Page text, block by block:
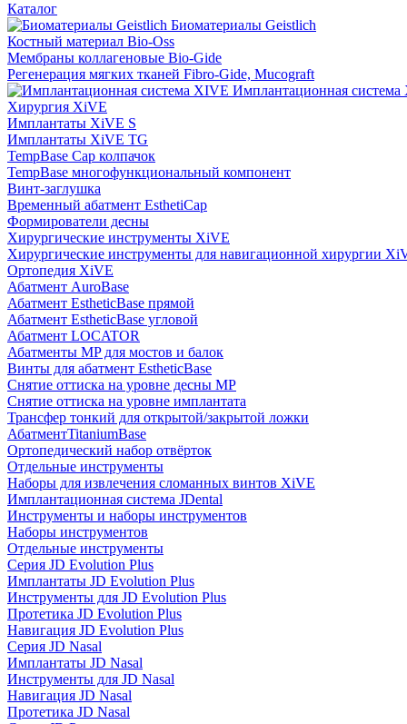
Каталог
Биоматериалы Geistlich
Костный материал Bio-Oss
Мембраны коллагеновые Bio-Gide
Регенерация мягких тканей Fibro-Gide, Mucograft
Имплантационная
Хирургия XiVE
Имплантаты XiVE S
Имплантаты XiVE TG
TempBase Cap колпачок
TempBase многофункциональный компонент
Винт-заглушка
Временный абатмент EsthetiCap
Формирователи десны
Хирургические инструменты XiVE
Хирургические инструменты для навигационной хирургии
Ортопедия XiVE
Абатмент AuroBase
Абатмент EstheticBase прямой
Абатмент EstheticBase угловой
Абатмент LOCATOR
Абатменты MP для мостов и балок
Винты для абатмент EstheticBase
Снятие оттиска на уровне десны MP
Снятие оттиска на уровне имплантата
Трансфер тонкий для открытой/закрытой ложки
АбатментTitaniumBase
Ортопедический набор отвёрток
Отдельные инструменты
Наборы для извлечения сломанных винтов XiVE
Имплантационная система JDental
Инструменты и наборы инструментов
Наборы инструментов
Отдельные инструменты
Серия JD Evolution Plus
Имплантаты JD Evolution Plus
Инструменты для JD Evolution Plus
Протетика JD Evolution Plus
Навигация JD Evolution Plus
Серия JD Nasal
Имплантаты JD Nasal
Инструменты для JD Nasal
Навигация JD Nasal
Протетика JD Nasal